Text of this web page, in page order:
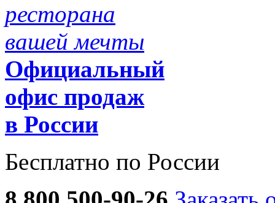
ресторана
вашей мечты
Официальный
офис продаж
в России
Бесплатно по России